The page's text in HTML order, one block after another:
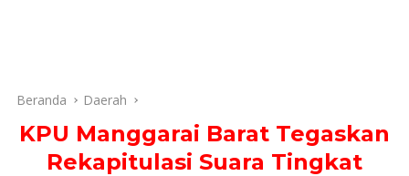
Beranda Daerah
KPU Manggarai Barat Tegaskan
Rekapitulasi Suara Tingkat